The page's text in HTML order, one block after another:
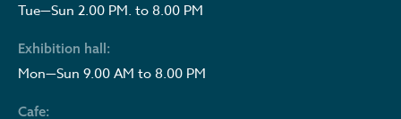
Tue—Sun 2.00 PM. to 8.00 PM
Exhibition hall:
Mon—Sun 9.00 AM to 8.00 PM
Cafe: